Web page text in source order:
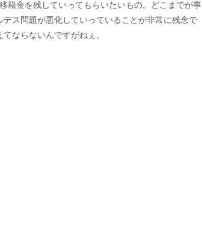
籍金を残していってもらいたいもの。どこまでが事
ス問題が悪化していっていることが非常に残念で
ならないんですがねぇ。